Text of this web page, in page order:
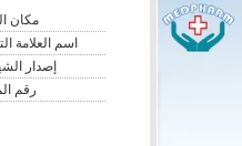
مكان
اسم العلامة
إصدار
رقم